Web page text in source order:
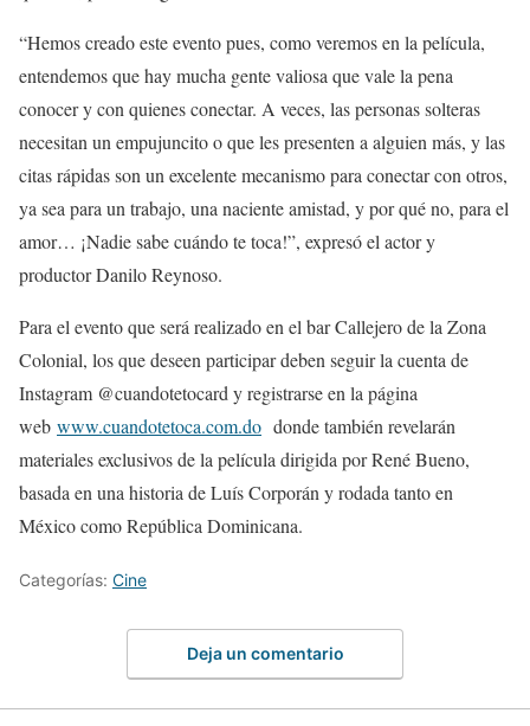
“Hemos creado este evento pues, como veremos en la película,
entendemos que hay mucha gente valiosa que vale la pena
conocer y con quienes conectar. A veces, las personas solteras
necesitan un empujuncito o que les presenten a alguien más, y las
citas rápidas son un excelente mecanismo para conectar con otros,
ya sea para un trabajo, una naciente amistad, y por qué no, para el
amor… ¡Nadie sabe cuándo te toca!”, expresó el actor y
productor Danilo Reynoso.
Para el evento que será realizado en el bar Callejero de la Zona
Colonial, los que deseen participar deben seguir la cuenta de
Instagram @cuandotetocard y registrarse en la página
web www.cuandotetoca.com.do donde también revelarán
materiales exclusivos de la película dirigida por René Bueno,
basada en una historia de Luís Corporán y rodada tanto en
México como República Dominicana.
Categorías: Cine
Deja un comentario